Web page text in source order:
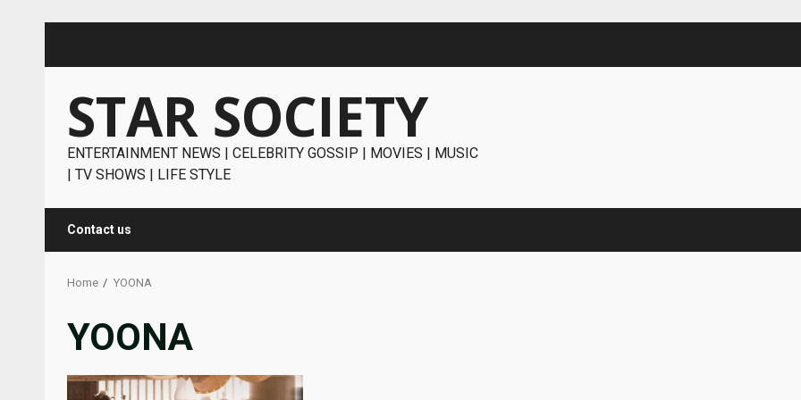
STAR SOCIETY
ENTERTAINMENT NEWS | CELEBRITY GOSSIP | MOVIES | MUSIC
| TV SHOWS | LIFE STYLE
Contact us
Home YOONA
YOONA